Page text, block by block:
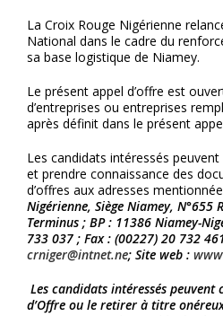
La Croix Rouge Nigérienne
National dans le cadre du
sa base logistique de Niamey.
Le présent appel d’offre est
d’entreprises ou entreprises
après définit dans le présent
Les candidats intéressés
et prendre connaissance des
d’offres aux adresses
Nigérienne, Siège Niamey, N°655
Terminus ; BP : 11386 Niamey-
733 037 ; Fax : (00227) 20 732
crniger@intnet.ne; Site web :
Les candidats intéressés peuvent
d’Offre ou le retirer à titre